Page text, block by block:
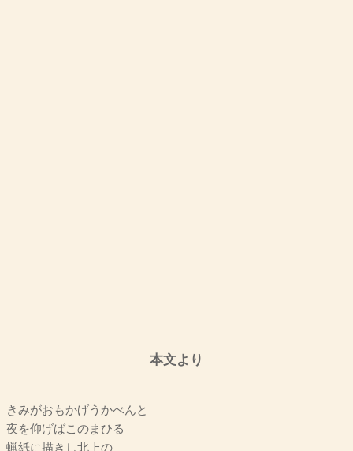
本文より
きみがおもかげうかべんと
夜を仰げばこのまひる
蝋紙に描きし北上の